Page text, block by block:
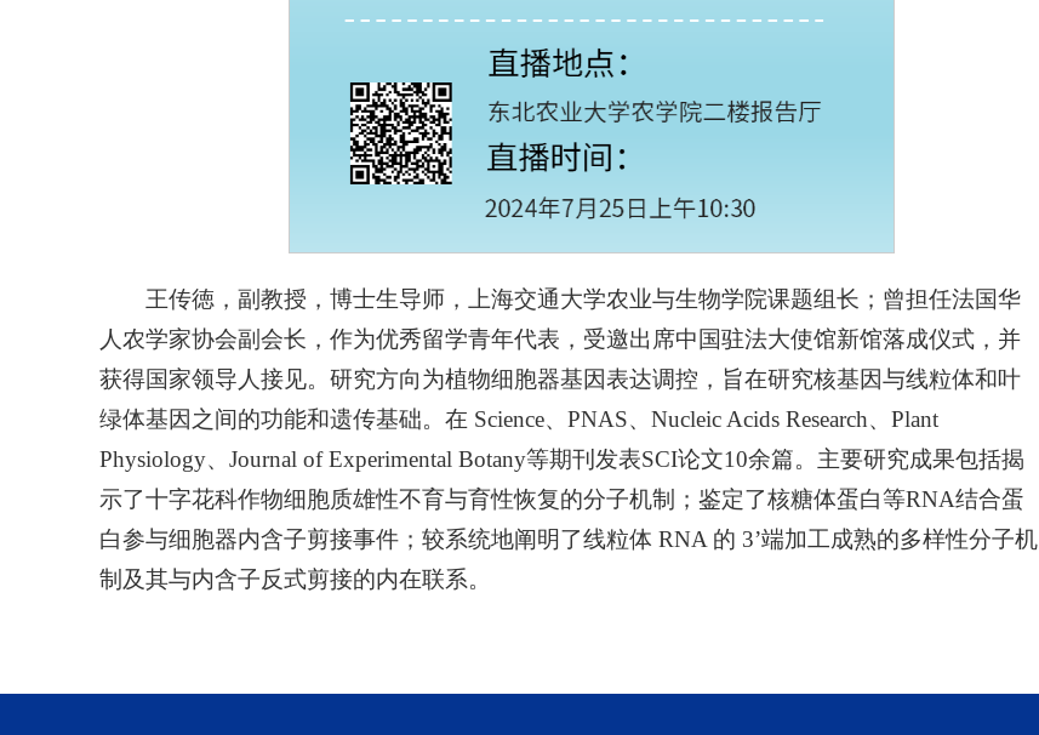
王传徳，副教授，博士生导师，上海交通大学农业与生物学院课题组长；曾担任法国华
人农学家协会副会长，作为优秀留学青年代表，受邀出席中国驻法大使馆新馆落成仪式，并
获得国家领导人接见。研究方向为植物细胞器基因表达调控，旨在研究核基因与线粒体和叶
绿体基因之间的功能和遗传基础。在 Science、PNAS、Nucleic Acids Research、Plant
Physiology、Journal of Experimental Botany等期刊发表SCI论文10余篇。主要研究成果包括揭
示了十字花科作物细胞质雄性不育与育性恢复的分子机制；鉴定了核糖体蛋白等RNA结合蛋
白参与细胞器内含子剪接事件；较系统地阐明了线粒体 RNA 的 3’端加工成熟的多样性分子机
制及其与内含子反式剪接的内在联系。